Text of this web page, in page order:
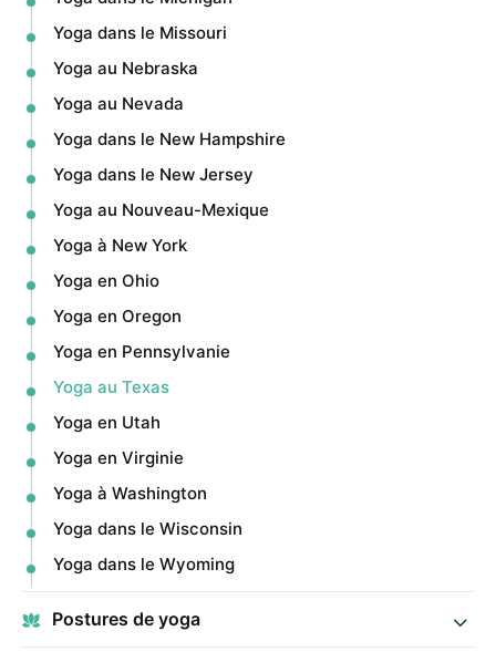
Yoga dans le Missouri
Yoga au Nebraska
Yoga au Nevada
Yoga dans le New Hampshire
Yoga dans le New Jersey
Yoga au Nouveau-Mexique
Yoga à New York
Yoga en Ohio
Yoga en Oregon
Yoga en Pennsylvanie
Yoga au Texas
Yoga en Utah
Yoga en Virginie
Yoga à Washington
Yoga dans le Wisconsin
Yoga dans le Wyoming
Postures de yoga